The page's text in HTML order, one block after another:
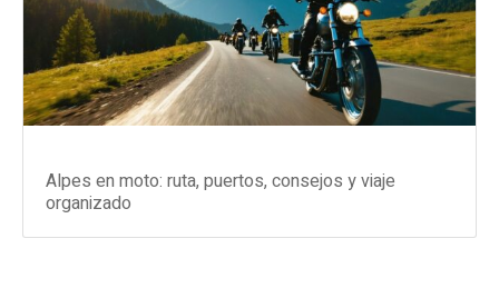
Alpes en moto: ruta, puertos, consejos y viaje
organizado